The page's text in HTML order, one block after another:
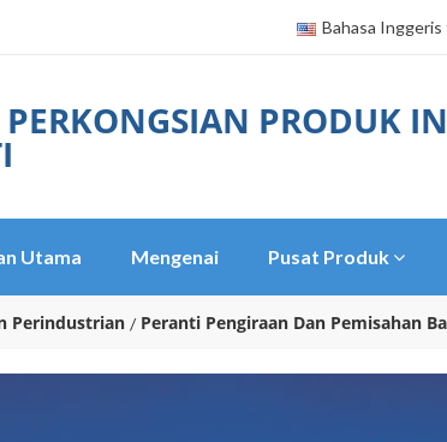
Bahasa Inggeris
PRODUK
Utama Mengenai Pusat Produk
Perindustrian Peranti Pengiraan Dan Pemisahan